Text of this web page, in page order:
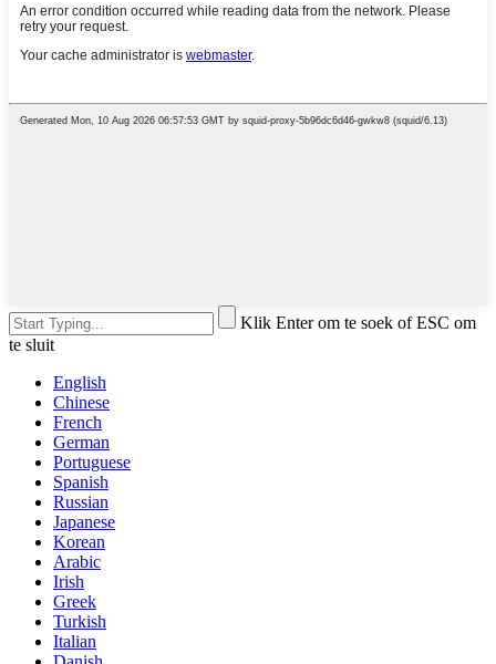
Klik Enter om te soek of ESC om
te sluit
English
Chinese
French
German
Portuguese
Spanish
Russian
Japanese
Korean
Arabic
Irish
Greek
Turkish
Italian